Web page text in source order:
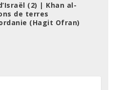
(2) | Khan al-
de terres
(Hagit Ofran)